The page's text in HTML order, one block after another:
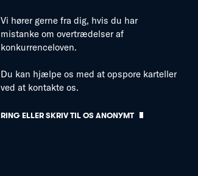
Vi hører gerne fra dig, hvis du har
mistanke om overtrædelser af
konkurrenceloven.
Du kan hjælpe os med at opspore karteller
ved at kontakte os.
RING ELLER SKRIV TIL OS ANONYMT